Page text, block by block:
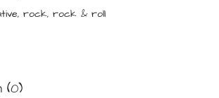
, rock, rock & roll
(0)